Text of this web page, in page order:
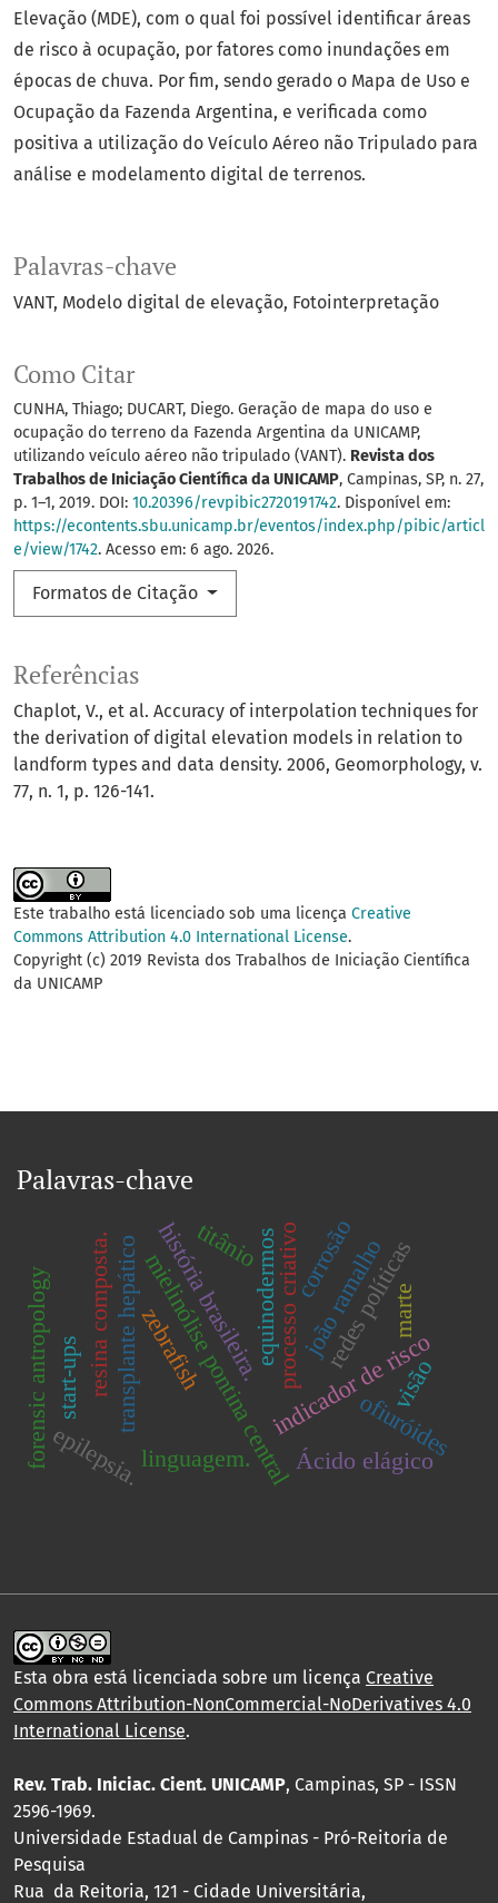
Palavras-chave
VANT Modelo digital de elevação Fotointerpretação
Como Citar
CUNHA, Thiago; DUCART, Diego. Geração de mapa do uso e
ocupação do terreno da Fazenda Argentina da UNICAMP,
utilizando veículo aéreo não tripulado (VANT). Revista dos
Trabalhos de Iniciação Científica da UNICAMP, Campinas, SP, n. 27,
p. 1–1, 2019. DOI: 10.20396/revpibic2720191742. Disponível em:
https://econtents.sbu.unicamp.br/eventos/index.php/pibic/articl
e/view/1742. Acesso em: 6 ago. 2026.
Formatos de Citação
Elevação (MDE), com o qual foi possível identificar áreas
de risco à ocupação, por fatores como inundações em
épocas de chuva. Por fim, sendo gerado o Mapa de Uso e
Ocupação da Fazenda Argentina, e verificada como
positiva a utilização do Veículo Aéreo não Tripulado para
análise e modelamento digital de terrenos.
Referências
Chaplot, V., et al. Accuracy of interpolation techniques for
the derivation of digital elevation models in relation to
landform types and data density. 2006, Geomorphology, v.
77, n. 1, p. 126-141.
Este trabalho está licenciado sob uma licença Creative
Commons Attribution 4.0 International License.
Copyright (c) 2019 Revista dos Trabalhos de Iniciação Científica
da UNICAMP
Palavras-chave
mielinólise pontina central
transplante hepático processo criativojoão ramalho
história brasileira.indicador de risco
linguagem. ofiuróides
equinodermos
zebrafish
epilepsia.
redes políticas
Ácido elágico
resina composta. titânio corrosão
forensic antropologystart-ups
marte
visão
Esta obra está licenciada sobre um licença Creative
Commons Attribution-NonCommercial-NoDerivatives 4.0
International License.
Rev. Trab. Iniciac. Cient. UNICAMP, Campinas, SP - ISSN
2596-1969.
Universidade Estadual de Campinas - Pró-Reitoria de
Pesquisa
Rua da Reitoria, 121 - Cidade Universitária,